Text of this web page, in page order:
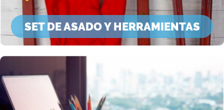
SET DE ASADO Y HERRAMIENTAS